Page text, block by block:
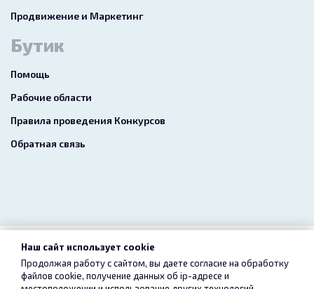
Продвижение и Маркетинг
Бутик
Помощь
Рабочие области
Правила проведения Конкурсов
Обратная связь
2026 freelance.boutique
Пользовательское соглашение Конфиденциальность
Наш сайт использует cookie
Продолжая работу с сайтом, вы даете согласие на обработку
файлов cookie, получение данных об ip-адресе и